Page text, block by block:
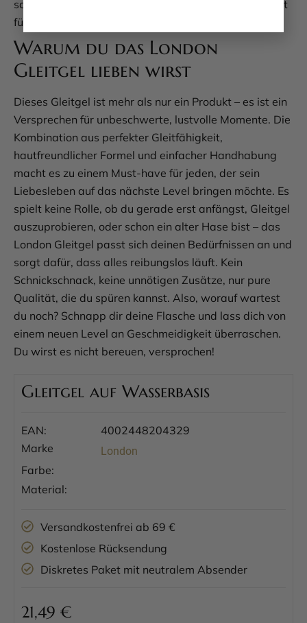
sauber zu halten. So bleibt alles hygienisch und bereit
für den nächsten Einsatz.
Warum du das London
Gleitgel lieben wirst
Dieses Gleitgel ist mehr als nur ein Produkt – es ist ein
Versprechen für unbeschwerte, lustvolle Momente. Die
Kombination aus perfekter Gleitfähigkeit,
hautfreundlicher Formel und einfacher Handhabung
macht es zu einem Must-have für jeden, der sein
Liebesleben auf das nächste Level bringen möchte. Es
spielt keine Rolle, ob du gerade erst anfängst, Gleitgel
auszuprobieren, oder schon ein alter Hase bist – das
London Gleitgel passt sich deinen Bedürfnissen an und
sorgt dafür, dass alles reibungslos läuft. Kein
Schnickschnack, keine unnötigen Zusätze, nur pure
Qualität, die du spüren kannst. Also, worauf wartest
du noch? Schnapp dir deine Flasche und lass dich von
einem neuen Level an Geschmeidigkeit überraschen.
Du wirst es nicht bereuen, versprochen!
Gleitgel auf Wasserbasis
EAN:
4002448204329
Marke
London
Farbe:
Material:
Versandkostenfrei ab 69 €
Kostenlose Rücksendung
Diskretes Paket mit neutralem Absender
21,49 €